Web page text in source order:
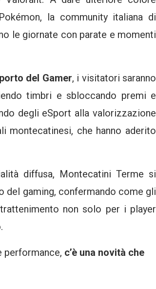
la community italiana di
le giornate con parate e momenti
del Gamer, i visitatori saranno
timbri e sbloccando premi e
degli eSport alla valorizzazione
montecatinesi, che hanno aderito
diffusa, Montecatini Terme si
del gaming, confermando come gli
non solo per i player
performance, c’è una novità che